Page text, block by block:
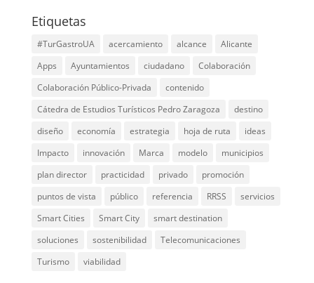
Etiquetas
#TurGastroUA acercamiento alcance
Alicante
Apps
Ayuntamientos ciudadano
Colaboración
Colaboración Público-Privada
contenido
Cátedra de Estudios Turísticos Pedro Zaragoza
destino
diseño
economía estrategia hoja de ruta
ideas
Impacto
innovación Marca modelo
municipios
plan director
practicidad privado
promoción
puntos de vista
público referencia RRSS
servicios
Smart Cities
Smart City
smart destination
soluciones
sostenibilidad
Telecomunicaciones
Turismo
viabilidad